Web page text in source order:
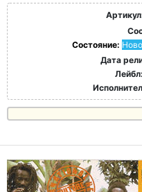
Состояние:
Дата
Лейбл: